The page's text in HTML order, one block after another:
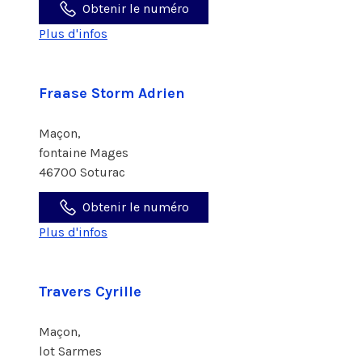
Obtenir le numéro
Plus d'infos
Fraase Storm Adrien
Maçon,
fontaine Mages
46700 Soturac
Obtenir le numéro
Plus d'infos
Travers Cyrille
Maçon,
lot Sarmes